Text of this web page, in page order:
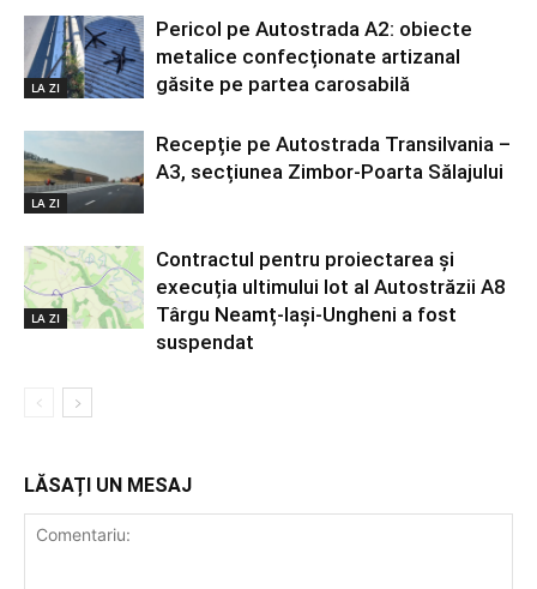
LA ZI
Pericol pe Autostrada A2: obiecte
metalice confecționate artizanal
găsite pe partea carosabilă
LA ZI
Recepție pe Autostrada Transilvania –
A3, secțiunea Zimbor-Poarta Sălajului
LA ZI
Contractul pentru proiectarea și
execuția ultimului lot al Autostrăzii A8
Târgu Neamț-Iași-Ungheni a fost
suspendat
LĂSAȚI UN MESAJ